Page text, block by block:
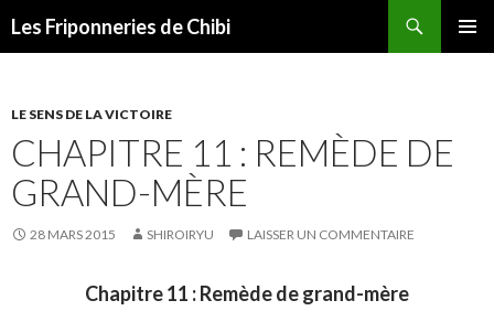
Les Friponneries de Chibi
LE SENS DE LA VICTOIRE
CHAPITRE 11 : REMÈDE DE
GRAND-MÈRE
28 MARS 2015 SHIROIRYU LAISSER UN COMMENTAIRE
Chapitre 11 : Remède de grand-mère